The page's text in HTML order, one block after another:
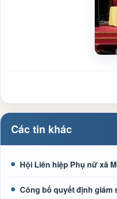
Các tin khác
Hội Liên hiệp Phụ nữ xã
Công bố quyết định giám